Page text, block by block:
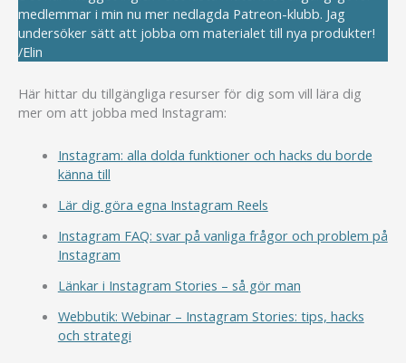
medlemmar i min nu mer nedlagda Patreon-klubb. Jag
undersöker sätt att jobba om materialet till nya produkter!
/Elin
Här hittar du tillgängliga resurser för dig som vill lära dig
mer om att jobba med Instagram:
Instagram: alla dolda funktioner och hacks du borde
känna till
Lär dig göra egna Instagram Reels
Instagram FAQ: svar på vanliga frågor och problem på
Instagram
Länkar i Instagram Stories – så gör man
Webbutik: Webinar – Instagram Stories: tips, hacks
och strategi